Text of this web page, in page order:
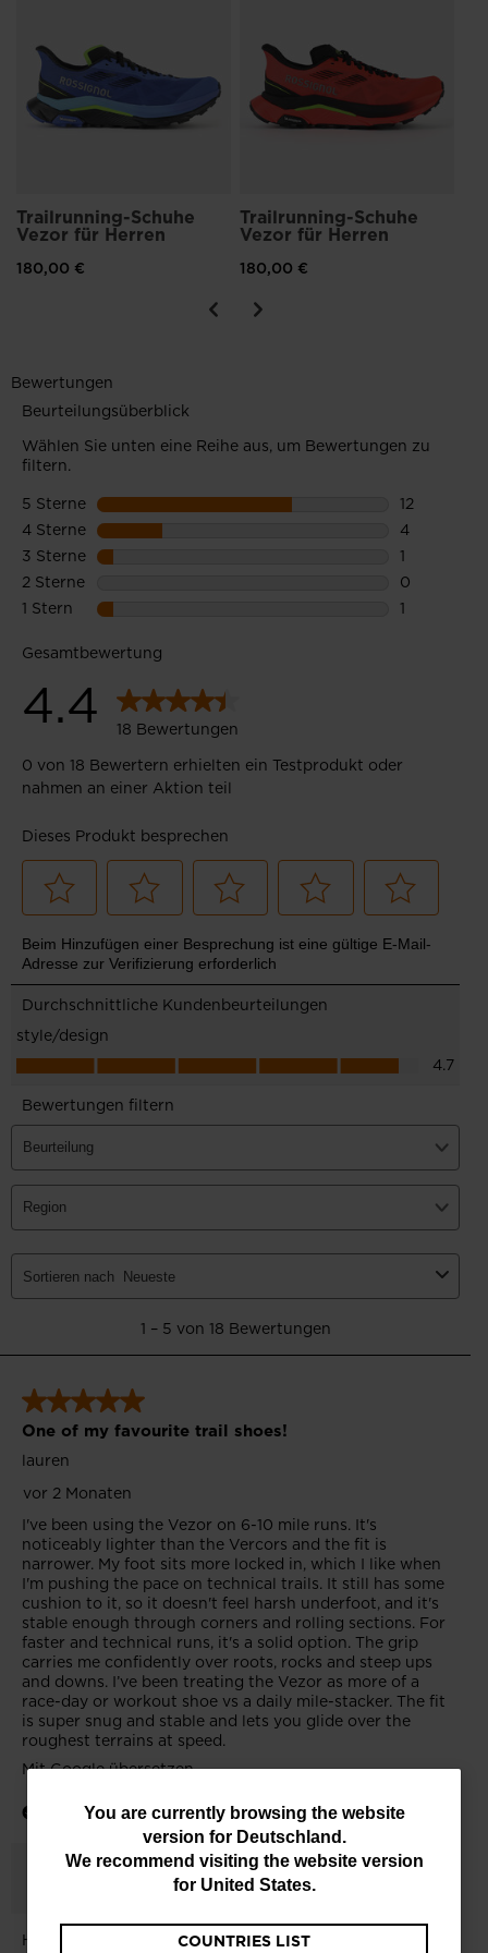
You
are
You are currently browsing the website
version for Deutschland .
We recommend visiting the website version
for United States.
COUNTRIES LIST
Trailrunning-Schuhe
Vezor für Herren
180,00 €
Trailrunning-Schuhe
Vezor für Herren
180,00 €